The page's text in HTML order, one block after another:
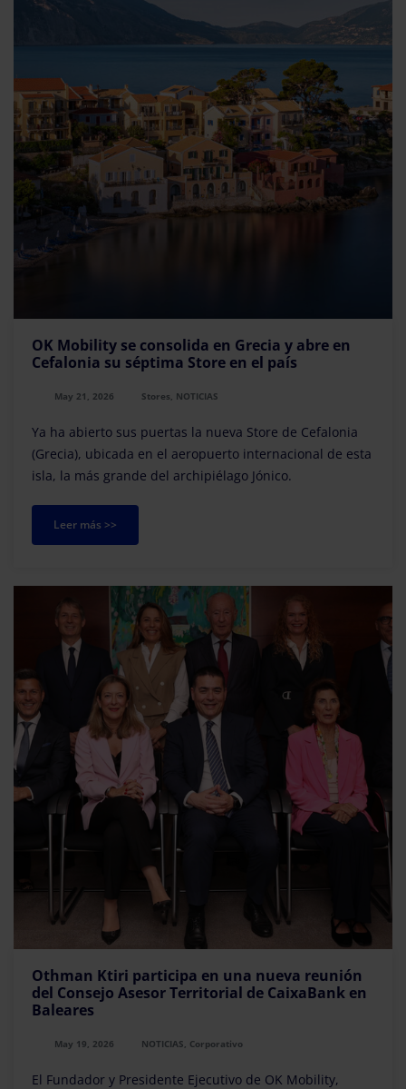
OK Mobility se consolida en Grecia y abre en
Cefalonia su séptima Store en el país
May 21, 2026 Stores, NOTICIAS
Ya ha abierto sus puertas la nueva Store de Cefalonia
(Grecia), ubicada en el aeropuerto internacional de esta
isla, la más grande del archipiélago Jónico.
Leer más >>
Othman Ktiri participa en una nueva reunión
del Consejo Asesor Territorial de CaixaBank en
Baleares
May 19, 2026 NOTICIAS, Corporativo
El Fundador y Presidente Ejecutivo de OK Mobility,